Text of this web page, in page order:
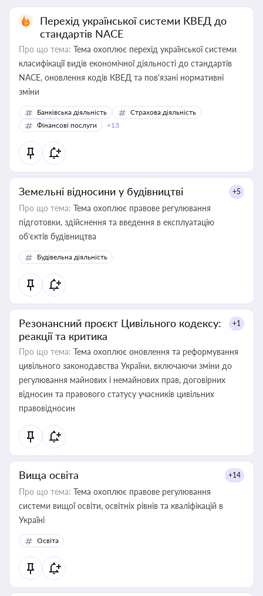
Перехід української системи КВЕД до
стандартів NACE
Про що тема: Тема охоплює перехід української системи
класифікації видів економічної діяльності до стандартів
NACE, оновлення кодів КВЕД та пов'язані нормативні
зміни
Банківська діяльність
Страхова діяльність
Фінансові послуги
+13
Земельні відносини у будівництві +5
Про що тема: Тема охоплює правове регулювання
підготовки, здійснення та введення в експлуатацію
об’єктів будівництва
Будівельна діяльність
Резонансний проєкт Цивільного кодексу:
реакції та критика
+1
Про що тема: Тема охоплює оновлення та реформування
цивільного законодавства України, включаючи зміни до
регулювання майнових і немайнових прав, договірних
відносин та правового статусу учасників цивільних
правовідносин
Вища освіта +14
Про що тема: Тема охоплює правове регулювання
системи вищої освіти, освітніх рівнів та кваліфікацій в
Україні
Освіта